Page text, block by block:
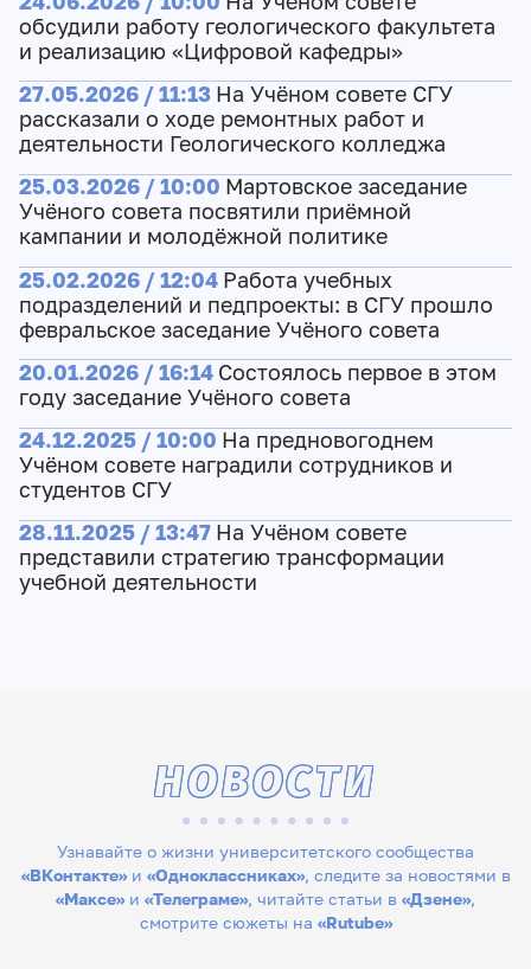
обсудили работу геологического факультета
и реализацию «Цифровой кафедры»
27.05.2026 / 11:13 На Учёном совете СГУ
рассказали о ходе ремонтных работ и
деятельности Геологического колледжа
25.03.2026 / 10:00 Мартовское заседание
Учёного совета посвятили приёмной
кампании и молодёжной политике
25.02.2026 / 12:04 Работа учебных
подразделений и педпроекты: в СГУ прошло
февральское заседание Учёного совета
20.01.2026 / 16:14 Состоялось первое в этом
году заседание Учёного совета
24.12.2025 / 10:00 На предновогоднем
Учёном совете наградили сотрудников и
студентов СГУ
28.11.2025 / 13:47 На Учёном совете
представили стратегию трансформации
учебной деятельности
Узнавайте о жизни университетского сообщества
«ВКонтакте»и «Одноклассниках», следите за новостями в
«Максе» и «Телеграме», читайте статьи в «Дзене»,
смотрите сюжеты на «Rutube»
НОВОСТИ